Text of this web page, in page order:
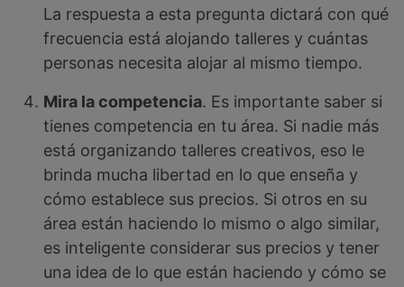
La respuesta a esta pregunta dictará con qué
frecuencia está alojando talleres y cuántas
personas necesita alojar al mismo tiempo.
Mira la competencia. Es importante saber si
tienes competencia en tu área. Si nadie más
está organizando talleres creativos, eso le
brinda mucha libertad en lo que enseña y
cómo establece sus precios. Si otros en su
área están haciendo lo mismo o algo similar,
es inteligente considerar sus precios y tener
una idea de lo que están haciendo y cómo se